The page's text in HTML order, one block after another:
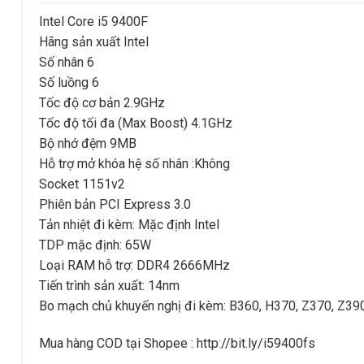
Intel Core i5 9400F
Hãng sản xuất Intel
Số nhân 6
Số luồng 6
Tốc độ cơ bản 2.9GHz
Tốc độ tối đa (Max Boost) 4.1GHz
Bộ nhớ đệm 9MB
Hỗ trợ mở khóa hệ số nhân :Không
Socket 1151v2
Phiên bản PCI Express 3.0
Tản nhiệt đi kèm: Mặc định Intel
TDP mặc định: 65W
Loại RAM hỗ trợ: DDR4 2666MHz
Tiến trình sản xuất: 14nm
Bo mạch chủ khuyến nghị đi kèm: B360, H370, Z370,
Mua hàng COD tại Shopee : http://bit.ly/i59400fs